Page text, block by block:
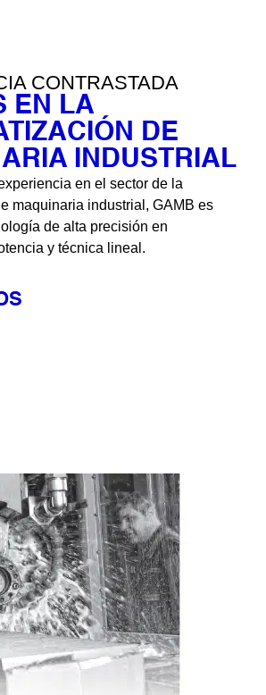
CONTRASTADA
EN LA
DE
INDUSTRIAL
en el sector de la
maquinaria industrial, GAMB es
de alta precisión en
y técnica lineal.